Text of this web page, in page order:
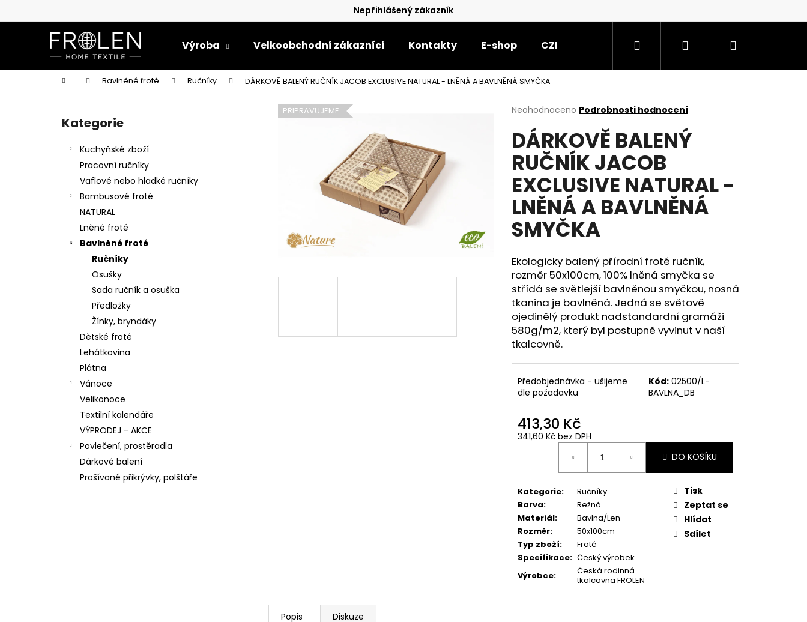
Nepřihlášený zákazník
Výroba Velkoobchodní zákazníci Kontakty E-shop CZE Hledat PřihlášeníNákupní
Domů Bavlněné froté Ručníky DÁRKOVĚ BALENÝ RUČNÍK JACOB EXCLUSIVE NATURAL - LNĚNÁ A BAVLNĚNÁ SMYČKA
Přeskočit
kategorie
Kategorie
Kuchyňské zboží
Pracovní ručníky
Vaflové nebo hladké ručníky
Bambusové froté
NATURAL
Lněné froté
Bavlněné froté
Ručníky
Osušky
Sada ručník a osuška
Předložky
Žínky, bryndáky
Dětské froté
Lehátkovina
Plátna
Vánoce
Velikonoce
Textilní kalendáře
VÝPRODEJ - AKCE
Povlečení, prostěradla
Dárkové balení
Prošívané přikrývky, polštáře
Průměrné
produktu
je
0,0
5
hvězdiček.
Neohodnoceno Podrobnosti hodnocení
DÁRKOVĚ BALENÝ
RUČNÍK JACOB
EXCLUSIVE NATURAL -
LNĚNÁ A BAVLNĚNÁ
SMYČKA
Ekologicky balený přírodní froté ručník,
rozměr 50x100cm, 100% lněná smyčka se
střídá se světlejší bavlněnou smyčkou, nosná
tkanina je bavlněná. Jedná se světově
ojedinělý produkt nadstandardní gramáži
580g/m2, který byl postupně vyvinut v naší
tkalcovně.
Předobjednávka - ušijeme
dle požadavku
Kód: 02500/L-
BAVLNA_DB
413,30 Kč
341,60 Kč bez DPH
DO KOŠÍKU
Kategorie:
Ručníky
Barva:
Režná
Materiál:
Bavlna/Len
Rozměr:
50x100cm
Typ zboží:
Froté
Specifikace: Český výrobek
Výrobce:
Česká rodinná
tkalcovna FROLEN
Tisk
Zeptat se
Hlídat
Sdílet
PŘIPRAVUJEME
Popis Diskuze
o
k
Zpět
Zpět
Co potřebujete najít?
Doporučujeme
UTĚRKA PRUHY ÚZKÉ 50X70 BAVLNA/LEN
59,30 Kč
64,40 Kč
UTĚRKA PEPITO 50X65